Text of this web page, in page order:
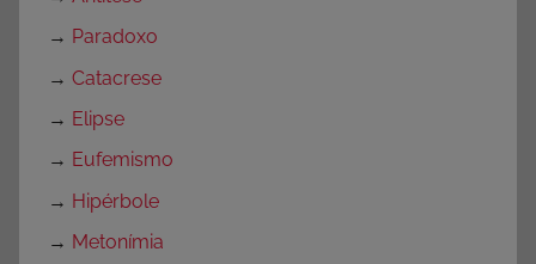
→ Paradoxo
→ Catacrese
→ Elipse
→ Eufemismo
→ Hipérbole
→ Metonímia